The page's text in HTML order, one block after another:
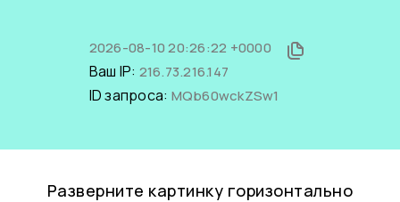
2026-08-10 20:26:22 +0000
Ваш IP: 216.73.216.147
ID запроса: MQb60wckZSw1
Разверните картинку горизонтально